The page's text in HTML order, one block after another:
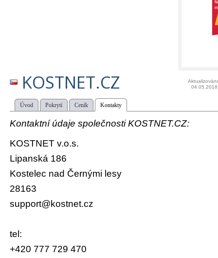
KOSTNET.CZ
04.05.2018
Úvod Pokrytí Ceník Kontakty
Kontaktní údaje společnosti KOSTNET.CZ:
KOSTNET v.o.s.
Lipanská 186
Kostelec nad Černými lesy
28163
support@kostnet.cz
tel:
+420 777 729 470